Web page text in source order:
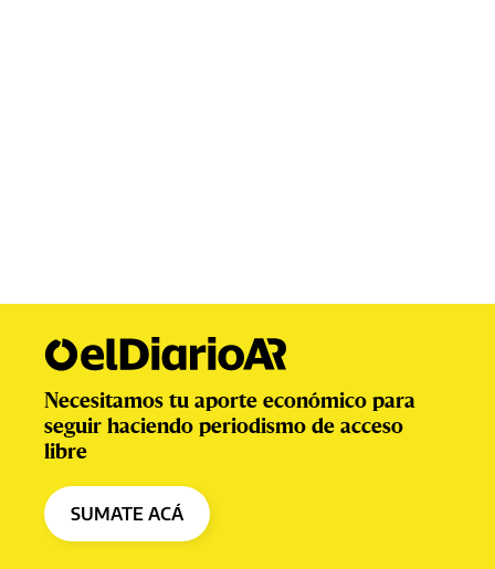
Necesitamos tu aporte económico para
seguir haciendo periodismo de acceso
libre
SUMATE ACÁ